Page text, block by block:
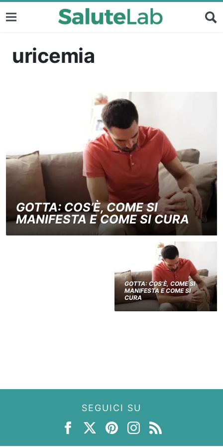
uricemia
GOTTA: COS’È, COME SI
MANIFESTA E COME SI CURA
GOTTA: COS’È, COME SI
MANIFESTA E COME SI
CURA
SEGUICI SU